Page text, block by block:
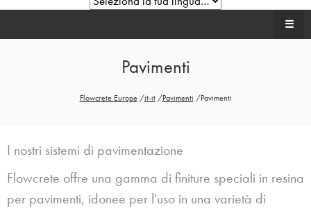
☰
Pavimenti
Flowcrete Europe /it-it /Pavimenti /Pavimenti
I nostri sistemi di pavimentazione
Flowcrete offre una gamma di finiture speciali in resina
per pavimenti, idonee per l'uso in una varietà di